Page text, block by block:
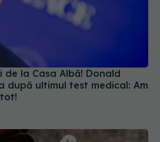
de la Casa Albă! Donald
după ultimul test medical: Am